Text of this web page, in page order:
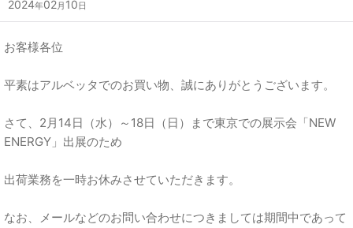
2024年02月 10日
お客様各位
平素はアルベッタでのお買い物、誠にありがとうございます。
さて、2月14日（水）～18日（日）まで東京での展示会「NEW
ENERGY」出展のため
出荷業務を一時お休みさせていただきます。
なお、メールなどのお問い合わせにつきましては期間中であって